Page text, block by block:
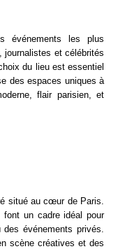
événements les plus
journalistes et célébrités
du lieu est essentiel
des espaces uniques à
flair parisien, et
situé au cœur de Paris.
un cadre idéal pour
événements privés.
scène créatives et des